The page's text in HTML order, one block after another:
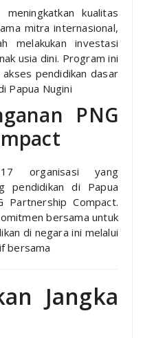
kualitas
mitra internasional,
melakukan investasi
usia dini. Program ini
pendidikan dasar
Papua Nugini
PNG
organisasi yang
pendidikan di Papua
Partnership Compact.
bersama untuk
di negara ini melalui
bersama
Jangka